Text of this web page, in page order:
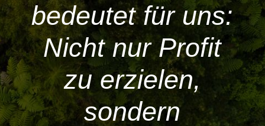
bedeutet für uns:
Nicht nur Profit
zu erzielen,
sondern